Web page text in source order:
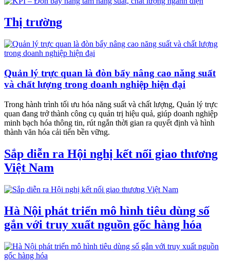
Thị trường
Quản lý trực quan là đòn bẩy nâng cao năng suất
và chất lượng trong doanh nghiệp hiện đại
Trong hành trình tối ưu hóa năng suất và chất lượng, Quản lý trực
quan đang trở thành công cụ quản trị hiệu quả, giúp doanh nghiệp
minh bạch hóa thông tin, rút ngắn thời gian ra quyết định và hình
thành văn hóa cải tiến bền vững.
Sắp diễn ra Hội nghị kết nối giao thương
Việt Nam
Hà Nội phát triển mô hình tiêu dùng số
gắn với truy xuất nguồn gốc hàng hóa